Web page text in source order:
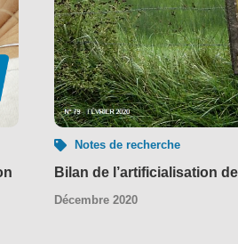
Notes de recherche
Bilan de l’artificialisation
Décembre 2020